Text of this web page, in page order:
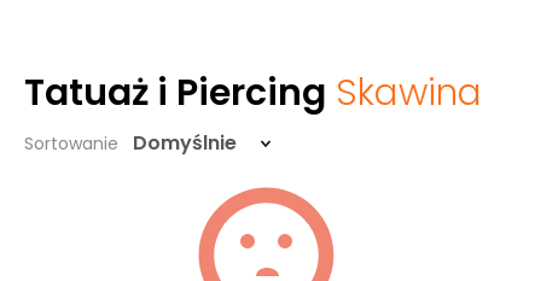
Tatuaż i Piercing Skawina
Sortowanie Domyślnie